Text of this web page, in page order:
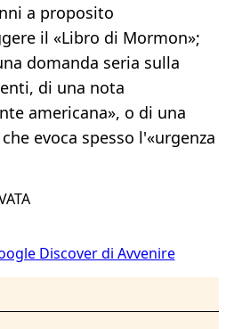
a proposito
il «Libro di Mormon»;
domanda seria sulla
di una nota
americana», o di una
evoca spesso l'«urgenza
Discover di Avvenire